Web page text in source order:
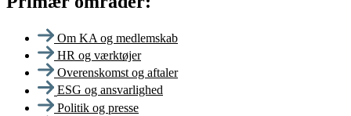
Om KA og medlemskab
HR og værktøjer
Overenskomst og aftaler
ESG og ansvarlighed
Politik og presse